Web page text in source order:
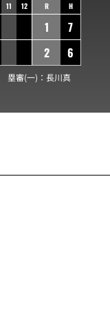
11 12 R H
1
7
2
6
塁審(一)： 長川真